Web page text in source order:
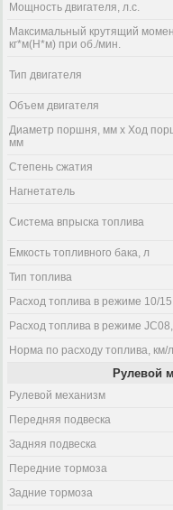
Мощность двигателя, л.с.
Максимальный крутящий
кг*м(Н*м) при об./мин.
Тип двигателя
Объем двигателя
Диаметр поршня, мм x Ход
мм
Степень сжатия
Нагнетатель
Система впрыска топлива
Емкость топливного бака, л
Тип топлива
Расход топлива в режиме 10/
Расход топлива в режиме
Норма по расходу топлива, км/л
Рулевой
Рулевой механизм
Передняя подвеска
Задняя подвеска
Передние тормоза
Задние тормоза